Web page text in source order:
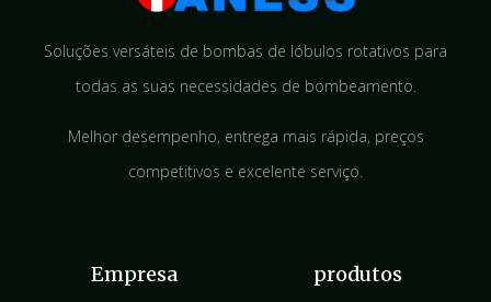
Soluções versáteis de bombas de lóbulos rotativos para
todas as suas necessidades de bombeamento.
Melhor desempenho, entrega mais rápida, preços
competitivos e excelente serviço.
Empresa produtos